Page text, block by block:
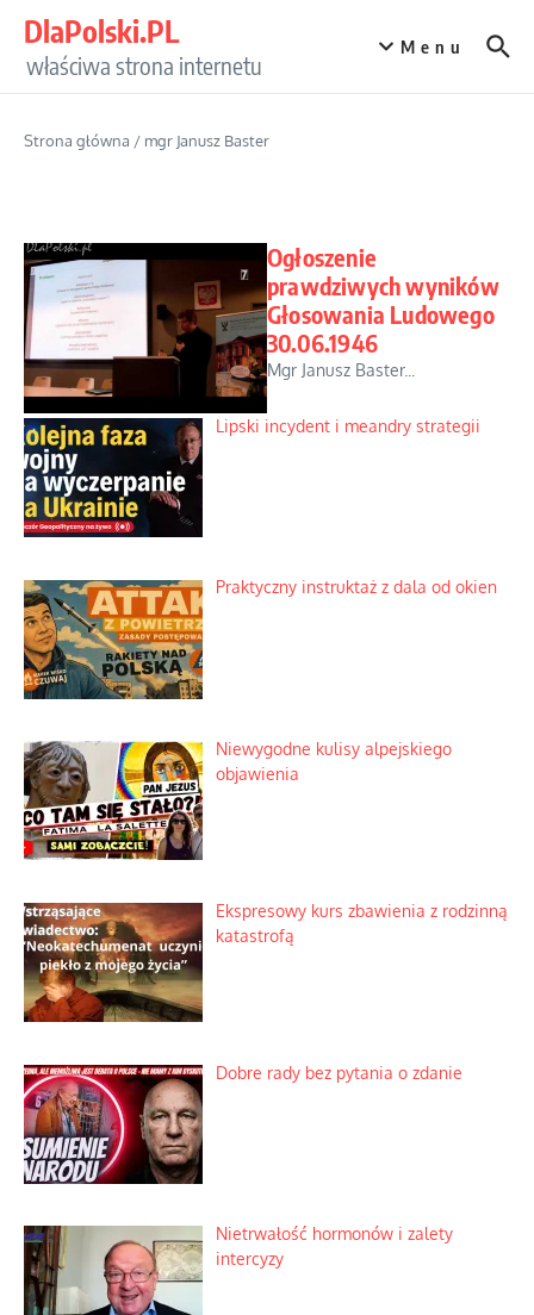
DlaPolski.PL
właściwa strona internetu
Menu
Strona główna / mgr Janusz Baster
Ogłoszenie
prawdziwych wyników
Głosowania Ludowego
30.06.1946
Mgr Janusz Baster...
Lipski incydent i meandry strategii
Praktyczny instruktaż z dala od okien
Niewygodne kulisy alpejskiego
objawienia
Ekspresowy kurs zbawienia z rodzinną
katastrofą
Dobre rady bez pytania o zdanie
Nietrwałość hormonów i zalety
intercyzy